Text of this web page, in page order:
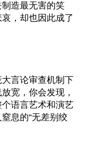
造最无害的笑
，却也因此成了
言论审查机制下
宽，你会发现，
语言艺术和演艺
息的“无差别绞